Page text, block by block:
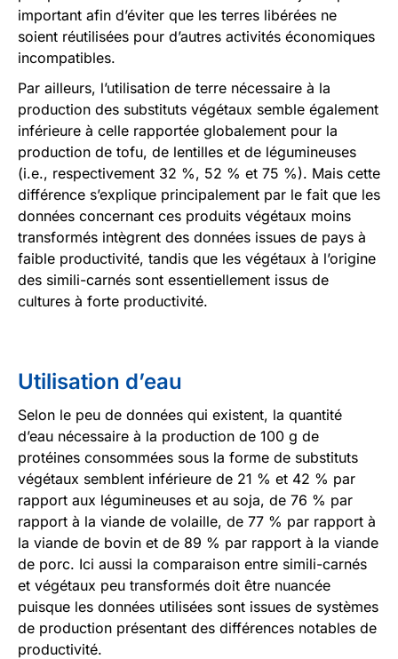
important afin d’éviter que les terres libérées ne
soient réutilisées pour d’autres activités économiques
incompatibles.
Par ailleurs, l’utilisation de terre nécessaire à la
production des substituts végétaux semble également
inférieure à celle rapportée globalement pour la
production de tofu, de lentilles et de légumineuses
(i.e., respectivement 32 %, 52 % et 75 %). Mais cette
différence s’explique principalement par le fait que les
données concernant ces produits végétaux moins
transformés intègrent des données issues de pays à
faible productivité, tandis que les végétaux à l’origine
des simili-carnés sont essentiellement issus de
cultures à forte productivité.
Utilisation d’eau
Selon le peu de données qui existent, la quantité
d’eau nécessaire à la production de 100 g de
protéines consommées sous la forme de substituts
végétaux semblent inférieure de 21 % et 42 % par
rapport aux légumineuses et au soja, de 76 % par
rapport à la viande de volaille, de 77 % par rapport à
la viande de bovin et de 89 % par rapport à la viande
de porc. Ici aussi la comparaison entre simili-carnés
et végétaux peu transformés doit être nuancée
puisque les données utilisées sont issues de systèmes
de production présentant des différences notables de
productivité.